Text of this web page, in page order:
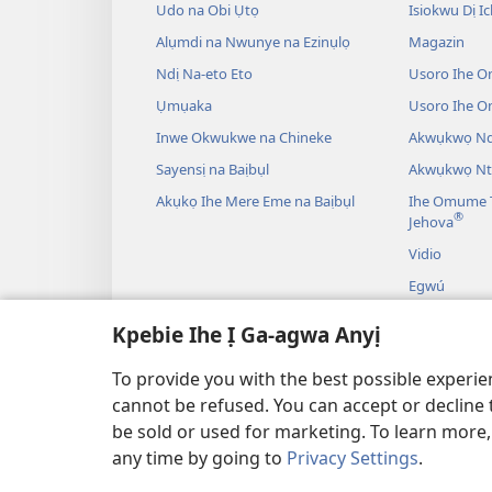
Kpebie Ihe Ị Ga-agwa Anyị
To provide you with the best possible
cannot be refused. You can accept or
be sold or used for marketing. To learn
any time by going to Privacy Settings.
Udo na Obi Ụtọ
Alụmdi na Nwunye na Ezinụlọ
Ndị Na-eto Eto
Ụmụaka
Inwe Okwukwe na Chineke
Sayensị na Baịbụl
Akụkọ Ihe Mere Eme na Baịbụl
Isiokwu Dị
Magazin
Usoro Ihe
Usoro Ihe
Akwụkwọ
Akwụkwọ
Ihe Omume
Jehova®
Vidio
Egwú
IHE NDỊ Ị GA-EME NA